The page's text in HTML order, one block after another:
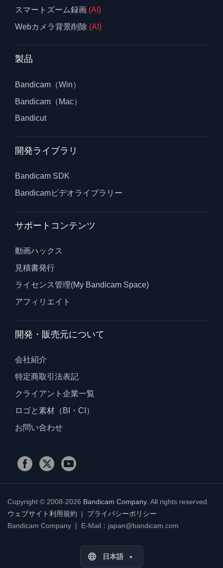
スマートズーム録画 (AI)
Webカメラ背景削除 (AI)
製品
Bandicam（Win）
Bandicam（Mac）
Bandicut
開発ライブラリ
Bandicam SDK
Bandicamビデオライブラリー
サポートコンテンツ
動画ハックス
見積書発行
ライセンス管理(My Bandicam Space)
アフィリエイト
開発・販売元について
会社紹介
特定商取引法表記
クライアント企業一覧
ロゴと素材（BI・CI）
お問い合わせ
Copyright © 2008-2026 Bandicam Company. All rights reserved.
ウェブサイト利用規約 | プライバシーポリシー
Bandicam Company | E-Mail：japan@bandicam.com
日本語 ▼